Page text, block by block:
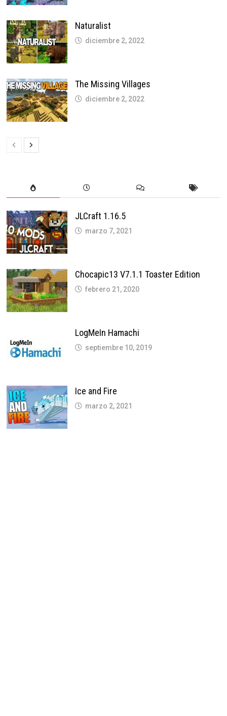
Naturalist
diciembre 2, 2022
The Missing Villages
diciembre 2, 2022
JLCraft 1.16.5
marzo 7, 2021
Chocapic13 V7.1.1 Toaster Edition
febrero 21, 2020
LogMeIn Hamachi
septiembre 10, 2019
Ice and Fire
marzo 2, 2021